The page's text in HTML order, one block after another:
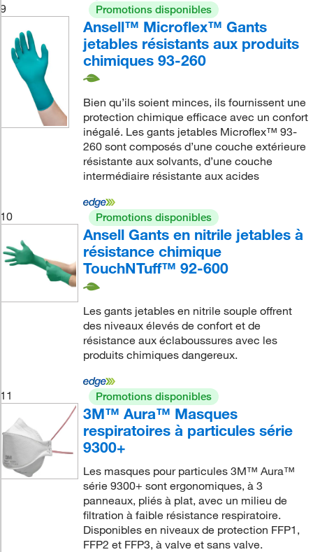
9 Promotions disponibles
Ansell™ Microflex™ Gants
jetables résistants aux produits
chimiques 93-260
Bien qu’ils soient minces, ils fournissent une
protection chimique efficace avec un confort
inégalé. Les gants jetables Microflex™ 93-
260 sont composés d’une couche extérieure
résistante aux solvants, d’une couche
intermédiaire résistante aux acides
10 Promotions disponibles
Ansell Gants en nitrile jetables à
résistance chimique
TouchNTuff™ 92-600
Les gants jetables en nitrile souple offrent
des niveaux élevés de confort et de
résistance aux éclaboussures avec les
produits chimiques dangereux.
11 Promotions disponibles
3M™ Aura™ Masques
respiratoires à particules série
9300+
Les masques pour particules 3M™ Aura™
série 9300+ sont ergonomiques, à 3
panneaux, pliés à plat, avec un milieu de
filtration à faible résistance respiratoire.
Disponibles en niveaux de protection FFP1,
FFP2 et FFP3, à valve et sans valve.